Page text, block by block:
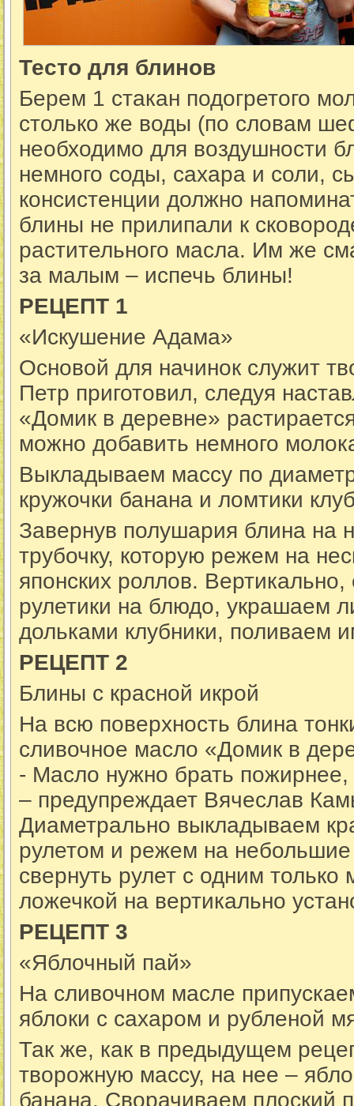
Тесто для блинов
Берем 1 стакан подогретого
столько же воды (по словам
необходимо для воздушности
немного соды, сахара и соли,
консистенции должно
блины не прилипали к
растительного масла. Им же
за малым – испечь блины!
РЕЦЕПТ 1
«Искушение Адама»
Основой для начинок служит
Петр приготовил, следуя
«Домик в деревне»
можно добавить немного
Выкладываем массу по
кружочки банана и ломтики
Завернув полушария блина на
трубочку, которую режем на
японских роллов.
рулетики на блюдо, украшаем
дольками клубники, поливаем
РЕЦЕПТ 2
Блины с красной икрой
На всю поверхность блина
сливочное масло «Домик в
- Масло нужно брать пожирнее,
– предупреждает Вячеслав
Диаметрально выкладываем
рулетом и режем на небольшие
свернуть рулет с одним
ложечкой на вертикально
РЕЦЕПТ 3
«Яблочный пай»
На сливочном масле
яблоки с сахаром и рубленой
Так же, как в предыдущем
творожную массу, на нее –
банана. Сворачиваем плоский